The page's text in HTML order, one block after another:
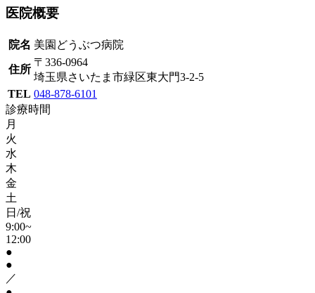
医院概要
院名 美園どうぶつ病院
住所
〒336-0964
埼玉県さいたま市緑区東大門3-2-5
TEL 048-878-6101
診療時間
月
火
水
木
金
土
日/祝
9:00~
12:00
●
●
／